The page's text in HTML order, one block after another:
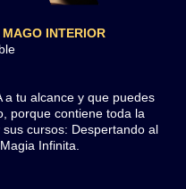
INTERIOR
a tu alcance y que puedes
porque contiene toda la
cursos: Despertando al
Infinita.